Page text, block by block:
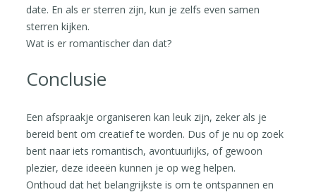
date. En als er sterren zijn, kun je zelfs even samen
sterren kijken.
Wat is er romantischer dan dat?
Conclusie
Een afspraakje organiseren kan leuk zijn, zeker als je
bereid bent om creatief te worden. Dus of je nu op zoek
bent naar iets romantisch, avontuurlijks, of gewoon
plezier, deze ideeën kunnen je op weg helpen.
Onthoud dat het belangrijkste is om te ontspannen en